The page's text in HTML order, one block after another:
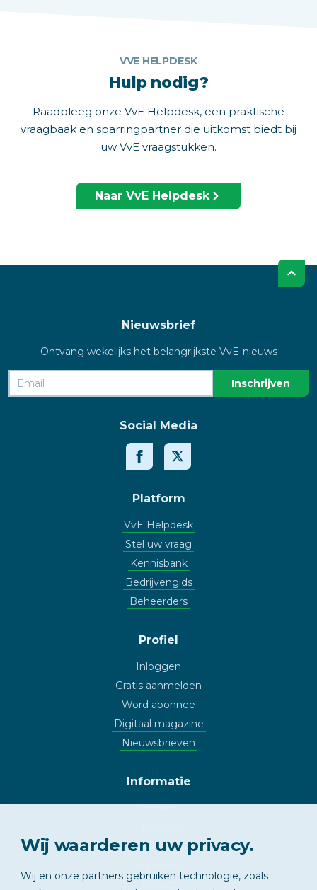
VVE HELPDESK
Hulp nodig?
Raadpleeg onze VvE Helpdesk, een praktische
vraagbaak en sparringpartner die uitkomst biedt bij
uw VvE vraagstukken.
Naar VvE Helpdesk
Nieuwsbrief
Ontvang wekelijks het belangrijkste VvE-nieuws
Social Media
Platform
VvE Helpdesk
Stel uw vraag
Kennisbank
Bedrijvengids
Beheerders
Profiel
Inloggen
Gratis aanmelden
Word abonnee
Digitaal magazine
Nieuwsbrieven
Informatie
Contact
Copyright
Wij waarderen uw privacy.
Wij en onze partners gebruiken technologie, zoals